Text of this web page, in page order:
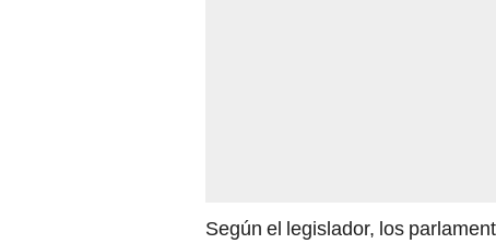
Según el legislador, los